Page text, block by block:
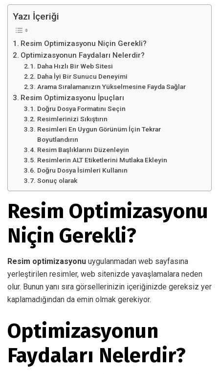
Yazı İçeriği
Resim Optimizasyonu Niçin Gerekli?
Optimizasyonun Faydaları Nelerdir?
Daha Hızlı Bir Web Sitesi
Daha İyi Bir Sunucu Deneyimi
Arama Sıralamanızın Yükselmesine Fayda Sağlar
Resim Optimizasyonu İpuçları
Doğru Dosya Formatını Seçin
Resimlerinizi Sıkıştırın
Resimleri En Uygun Görünüm İçin Tekrar
Boyutlandırın
Resim Başlıklarını Düzenleyin
Resimlerin ALT Etiketlerini Mutlaka Ekleyin
Doğru Dosya İsimleri Kullanın
Sonuç olarak
Resim Optimizasyonu
Niçin Gerekli?
Resim optimizasyonu uygulanmadan web sayfasına
yerleştirilen resimler, web sitenizde yavaşlamalara neden
olur. Bunun yanı sıra görsellerinizin içeriğinizde gereksiz yer
kaplamadığından da emin olmak gerekiyor.
Optimizasyonun
Faydaları Nelerdir?